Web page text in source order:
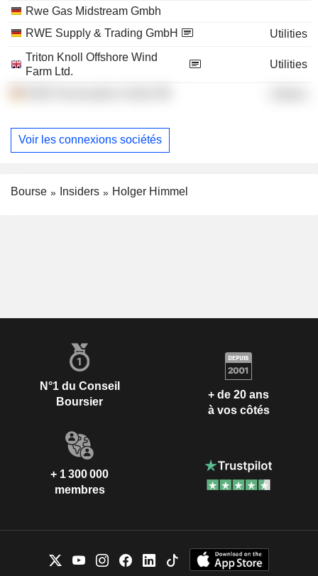
Rwe Gas Midstream Gmbh
RWE Supply & Trading GmbH
Utilities
Triton Knoll Offshore Wind
Farm Ltd.
Utilities
Voir les connexions sociétés
Bourse Insiders Holger Himmel
N°1 du Conseil
Boursier
+ de 20 ans
à vos côtés
+ 1 300 000
membres